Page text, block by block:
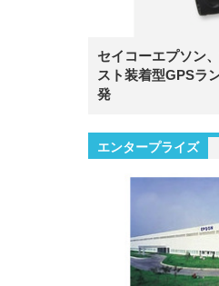
セイコーエプソン
スト装着型GPSラ
発
エンタープライズ